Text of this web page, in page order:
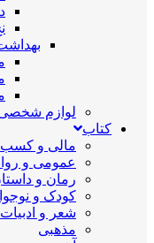
لوازم
کتاب
مالی و کسب
عمومی و
رمان و
کودک و
شعر و ادبیات
مذهبی